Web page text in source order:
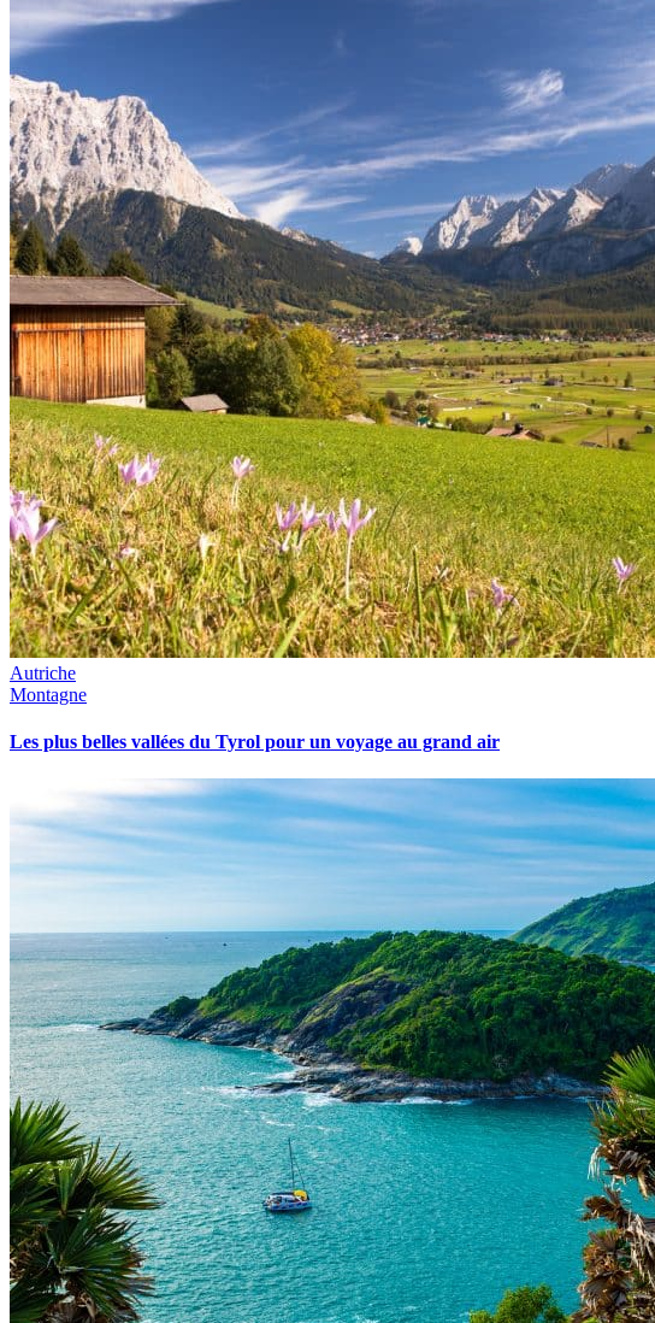
Autriche
Montagne
Les plus belles vallées du Tyrol pour un voyage au grand air